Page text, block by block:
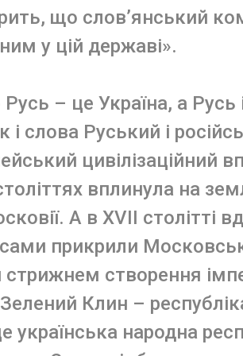
що слов’янський
у цій державі».
– це Україна, а Русь
і слова Руський і
цивілізаційний
вплинула на
А в XVII столітті
прикрили
створення
Клин –
українська народна